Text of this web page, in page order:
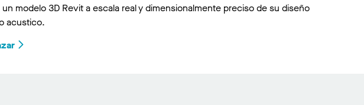
un modelo 3D Revit a escala real y dimensionalmente preciso de su diseño
acustico.